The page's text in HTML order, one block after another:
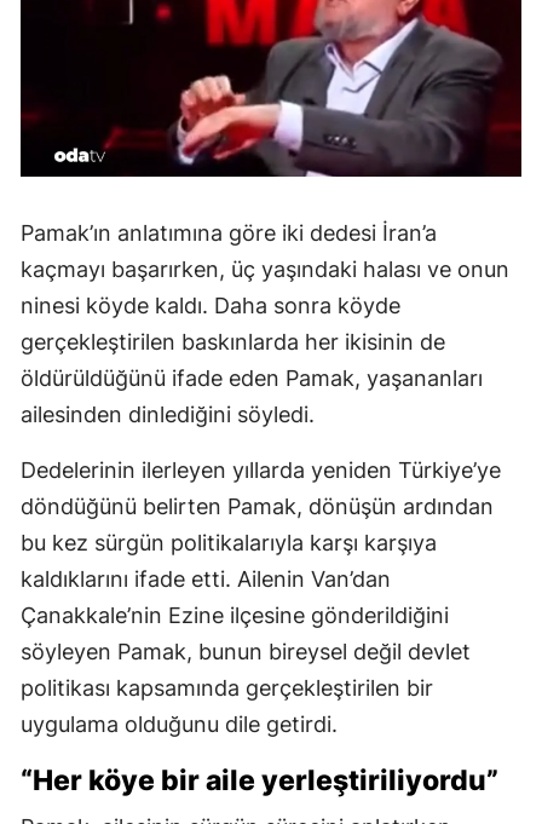
Pamak’ın anlatımına göre iki dedesi İran’a
kaçmayı başarırken, üç yaşındaki halası ve onun
ninesi köyde kaldı. Daha sonra köyde
gerçekleştirilen baskınlarda her ikisinin de
öldürüldüğünü ifade eden Pamak, yaşananları
ailesinden dinlediğini söyledi.
Dedelerinin ilerleyen yıllarda yeniden Türkiye’ye
döndüğünü belirten Pamak, dönüşün ardından
bu kez sürgün politikalarıyla karşı karşıya
kaldıklarını ifade etti. Ailenin Van’dan
Çanakkale’nin Ezine ilçesine gönderildiğini
söyleyen Pamak, bunun bireysel değil devlet
politikası kapsamında gerçekleştirilen bir
uygulama olduğunu dile getirdi.
“Her köye bir aile yerleştiriliyordu”